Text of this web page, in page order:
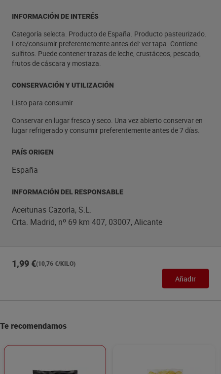
INFORMACIÓN DE INTERÉS
Categoría selecta. Producto de España. Producto pasteurizado.
Lote/consumir preferentemente antes del: ver tapa. Contiene
sulfitos. Puede contener trazas de leche, crustáceos, pescado,
frutos de cáscara y mostaza.
CONSERVACIÓN Y UTILIZACIÓN
Listo para consumir
Conservar en lugar fresco y seco. Una vez abierto conservar en
lugar refrigerado y consumir preferentemente antes de 7 días.
PAÍS ORIGEN
España
INFORMACIÓN DEL RESPONSABLE
Aceitunas Cazorla, S.L.
Crta. Madrid, nº 69 km 407, 03007, Alicante
1,99 €(10,76 €/KILO)
Añadir
Te recomendamos